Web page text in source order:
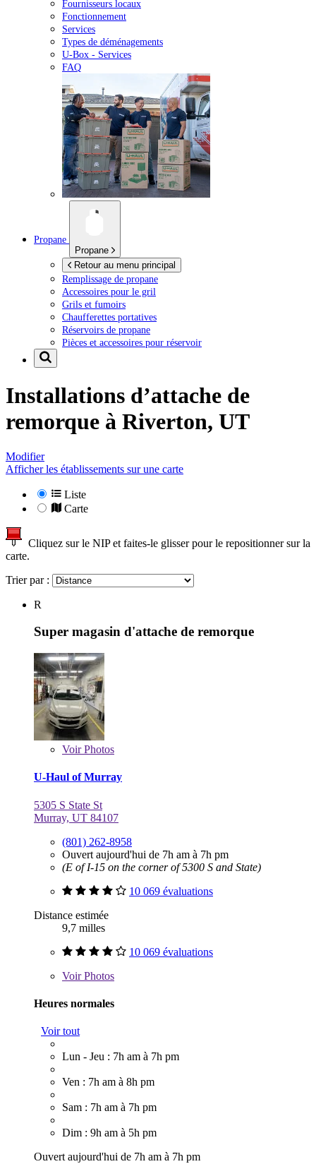
Fournisseurs locaux
Fonctionnement
Services
Types de déménagements
U-Box - Services
FAQ
Propane
Propane
Retour au menu principal
Remplissage de propane
Accessoires pour le gril
Grils et fumoirs
Chaufferettes portatives
Réservoirs de propane
Pièces et accessoires pour réservoir
Installations d’attache de
remorque à Riverton, UT
Modifier
Afficher les établissements sur une carte
Liste
Carte
Cliquez sur le NIP et faites-le glisser pour le repositionner sur la
carte.
Trier par :
R
Super magasin d'attache de remorque
VoirPhotos
U-Haul of Murray
5305 S State St
Murray, UT 84107
(801) 262-8958
Ouvert aujourd'hui de 7h am à 7h pm
(E of I-15 on the corner of 5300 S and State)
10 069 évaluations
Distance estimée
9,7 milles
10 069 évaluations
VoirPhotos
Heures normales
Voir tout
Lun - Jeu : 7h am à 7h pm
Ven : 7h am à 8h pm
Sam : 7h am à 7h pm
Dim : 9h am à 5h pm
Ouvert aujourd'hui de 7h am à 7h pm